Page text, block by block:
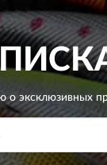
о эксклюзивных